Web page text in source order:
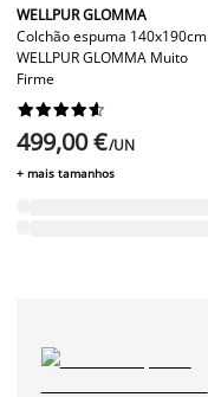
WELLPUR GLOMMA
Colchão espuma 140x190cm
WELLPUR GLOMMA Muito
Firme






499,00 €/UN
+ mais tamanhos